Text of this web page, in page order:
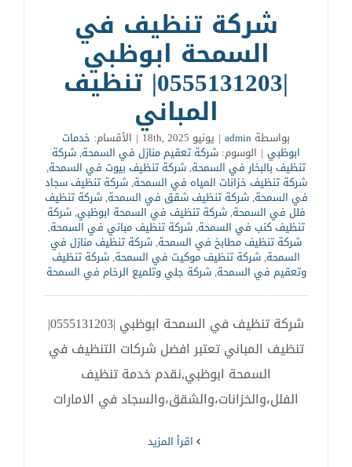
شركة تنظيف في
السمحة ابوظبي
|0555131203| تنظيف
المباني
بواسطة admin
| يونيو 18th, 2025 | الأقسام: خدمات
ابوظبي | الوسوم: شركة تعقيم منازل في السمحة,شركة
تنظيف بالبخار في السمحة,شركة تنظيف بيوت في السمحة,
شركة تنظيف خزانات المياه في السمحة,شركة تنظيف سجاد
في السمحة,شركة تنظيف شقق في السمحة,شركة تنظيف
فلل في السمحة,شركة تنظيف في السمحة ابوظبي,شركة
تنظيف كنب في السمحة,شركة تنظيف مباني في السمحة,
شركة تنظيف مطابخ في السمحة,شركة تنظيف منازل في
السمحة,شركة تنظيف موكيت في السمحة,شركة تنظيف
وتعقيم في السمحة,شركة جلي وتلميع الرخام في السمحة
شركة تنظيف في السمحة ابوظبي |0555131203|
تنظيف المباني تعتبر افضل شركات التنظيف في
السمحة ابوظبي,نقدم خدمة تنظيف
الفلل،والخزانات،والشقق،والسجاد في الامارات